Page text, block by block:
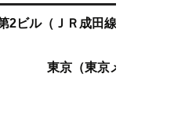
2ビル（ＪＲ成田線 特急成
東京（東京メトロ丸